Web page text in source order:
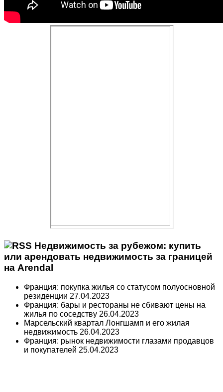
Недвижимость за рубежом: купить
или арендовать недвижимость за границей
на Arendal
Франция: покупка жилья со статусом полуосновной
резиденции 27.04.2023
Франция: бары и рестораны не сбивают цены на
жилья по соседству 26.04.2023
Марсельский квартал Лонгшамп и его жилая
недвижимость 26.04.2023
Франция: рынок недвижимости глазами продавцов
и покупателей 25.04.2023